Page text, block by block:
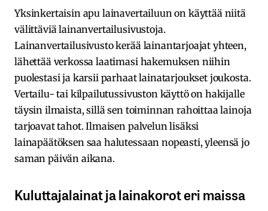
Yksinkertaisin apu lainavertailuun on käyttää niitä
välittäviä lainanvertailusivustoja.
Lainanvertailusivusto kerää lainantarjoajat yhteen,
lähettää verkossa laatimasi hakemuksen niihin
puolestasi ja karsii parhaat lainatarjoukset joukosta.
Vertailu- tai kilpailutussivuston käyttö on hakijalle
täysin ilmaista, sillä sen toiminnan rahoittaa lainoja
tarjoavat tahot. Ilmaisen palvelun lisäksi
lainapäätöksen saa halutessaan nopeasti, yleensä jo
saman päivän aikana.
Kuluttajalainat ja lainakorot eri maissa